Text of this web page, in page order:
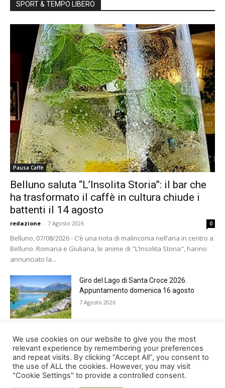
SPORT & TEMPO LIBERO
Pausa Caffè
Belluno saluta “L’Insolita Storia”: il bar che
ha trasformato il caffè in cultura chiude i
battenti il 14 agosto
redazione - 7 Agosto 2026 0
Belluno, 07/08/2026 - C’è una nota di malinconia nell’aria in centro a
Belluno. Romana e Giuliana, le anime di "L’Insolita Storia", hanno
annunciato la...
Giro del Lago di Santa Croce 2026.
Appuntamento domenica 16 agosto
7 Agosto 2026
Belluno rende omaggio ai cugini
Alessandro e Andrea Bristot
6 Agosto 2026
We use cookies on our website to give you the most
relevant experience by remembering your preferences
and repeat visits. By clicking “Accept All”, you consent to
the use of ALL the cookies. However, you may visit
"Cookie Settings" to provide a controlled consent.